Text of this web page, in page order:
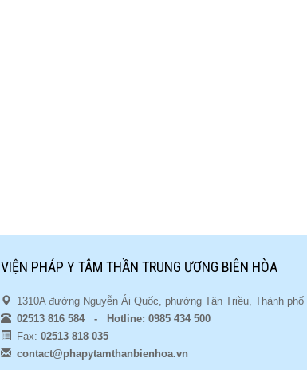
VIỆN PHÁP Y TÂM THẦN TRUNG ƯƠNG BIÊN HÒA
1310A đường Nguyễn Ái Quốc, phường Tân Triều, Thành phố
02513 816 584 - Hotline: 0985 434 500
Fax: 02513 818 035
contact@phapytamthanbienhoa.vn